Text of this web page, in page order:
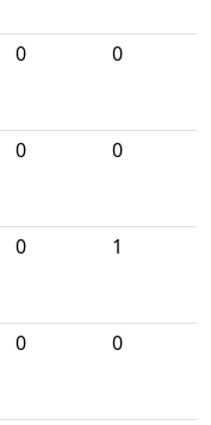
0 0
0 0
0 1
0 0